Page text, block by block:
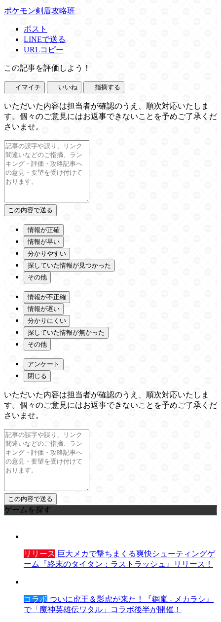
ポケモン剣盾攻略班
ポスト
LINEで送る
URLコピー
この記事を評価しよう！
イマイチ いいね 指摘する
いただいた内容は担当者が確認のうえ、順次対応いたしま
す。個々のご意見にはお返事できないことを予めご了承くだ
さいませ。
情報が正確
情報が早い
分かりやすい
探していた情報が見つかった
その他
情報が不正確
情報が遅い
分かりにくい
探していた情報が無かった
その他
アンケート
閉じる
いただいた内容は担当者が確認のうえ、順次対応いたしま
す。個々のご意見にはお返事できないことを予めご了承くだ
さいませ。
ゲームを探す
リリース 巨大メカで撃ちまくる爽快シューティングゲ
ーム『終末のタイタン：ラストラッシュ』リリース！
コラボ ついに虎王＆影虎が来た！『鋼嵐 - メカラシ』
で「魔神英雄伝ワタル」コラボ後半が開催！